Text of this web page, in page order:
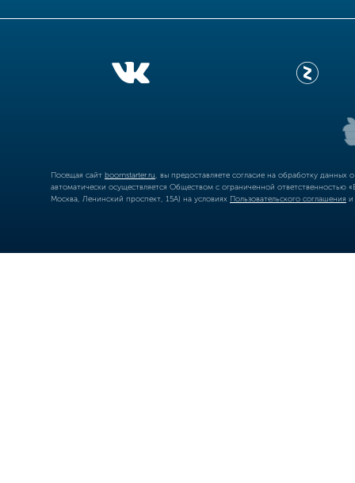
Посещая сайт boomstarter.ru , вы предоставляете согласие на обработку
автоматически осуществляется Обществом с ограниченной
Москва, Ленинский проспект, 15А) на условиях Пользовательского соглашения и